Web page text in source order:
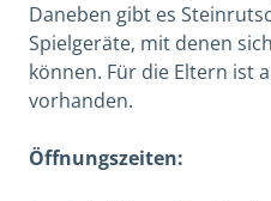
Daneben gibt es
Spielgeräte, mit denen
können. Für die Eltern ist
vorhanden.
Öffnungszeiten: